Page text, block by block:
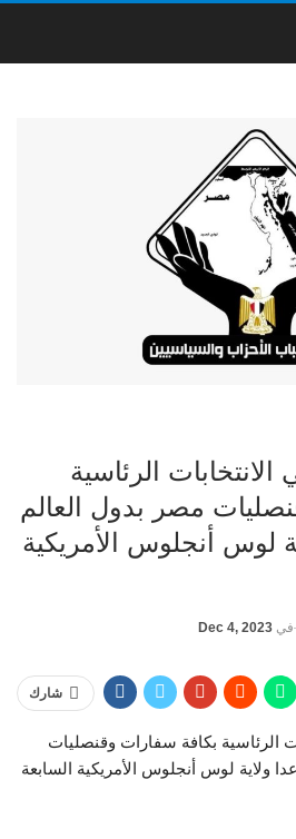
الرئاسية
مصر بدول العالم
لوس أنجلوس الأمريكية
في Dec 4, 2023
شارك
الرئاسية بكافة سفارات وقنصليات
ولاية لوس أنجلوس الأمريكية السابعة